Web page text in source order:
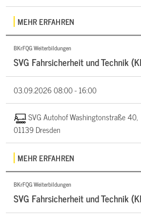
MEHR ERFAHREN
BKrFQG Weiterbildungen
SVG Fahrsicherheit und Technik
03.09.202608:00 - 16:00
SVG Autohof Washingtonstraße 40,
01139 Dresden
MEHR ERFAHREN
BKrFQG Weiterbildungen
SVG Fahrsicherheit und Technik